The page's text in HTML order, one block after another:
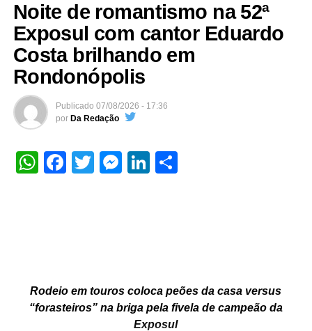
Noite de romantismo na 52ª
Exposul com cantor Eduardo
Costa brilhando em
Rondonópolis
Publicado 07/08/2026 - 17:36
por Da Redação
WhatsApp
Facebook
TwitterMessenger
LinkedIn
Rodeio em touros coloca peões da casa versus
“forasteiros” na briga pela fivela de campeão da
Exposul